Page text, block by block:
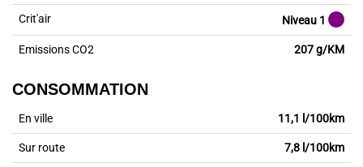
Crit'air Niveau 1
Emissions CO2 207 g/KM
CONSOMMATION
En ville 11,1 l/100km
Sur route 7,8 l/100km